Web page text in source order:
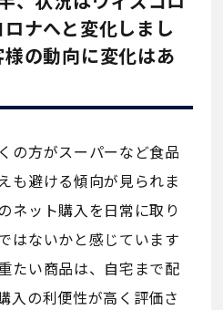
ナへと変化しまし
の動向に変化はあ
の方がスーパーなど食品
も避ける傾向が見られま
ネット購入を日常に取り
はないかと感じています
たい商品は、自宅まで配
入の利便性が高く評価さ